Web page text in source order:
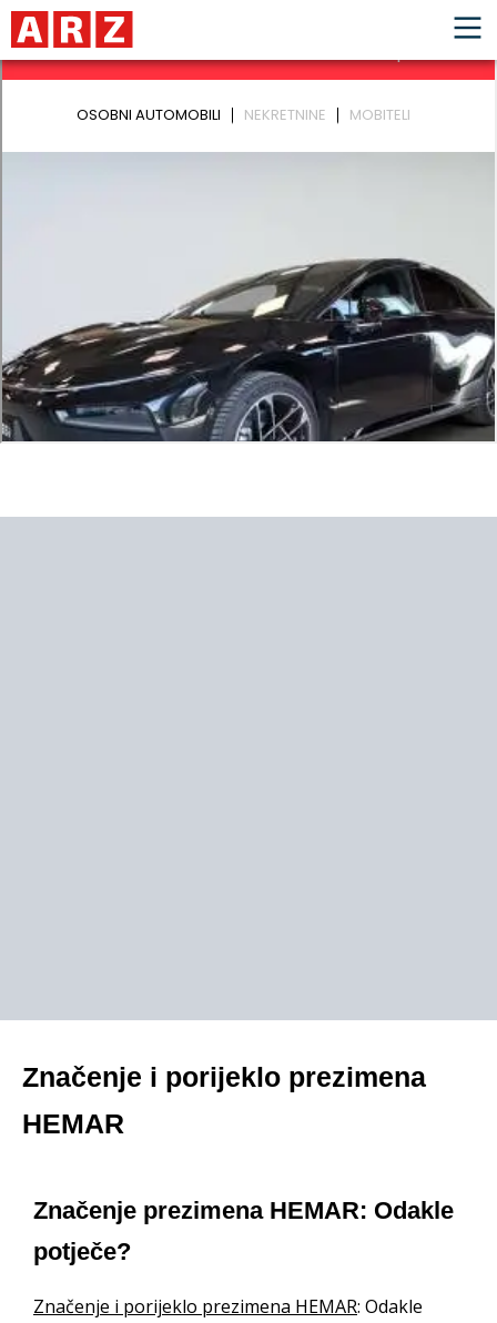
Značenje i porijeklo prezimena
HEMAR
Značenje prezimena HEMAR: Odakle
potječe?
Značenje i porijeklo prezimena HEMAR: Odakle